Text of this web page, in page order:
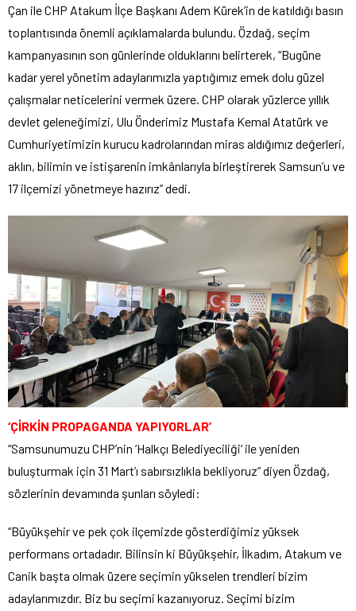
Çan ile CHP Atakum İlçe Başkanı Adem Kürek’in de katıldığı basın
toplantısında önemli açıklamalarda bulundu. Özdağ, seçim
kampanyasının son günlerinde olduklarını belirterek, “Bugüne
kadar yerel yönetim adaylarımızla yaptığımız emek dolu güzel
çalışmalar neticelerini vermek üzere. CHP olarak yüzlerce yıllık
devlet geleneğimizi, Ulu Önderimiz Mustafa Kemal Atatürk ve
Cumhuriyetimizin kurucu kadrolarından miras aldığımız değerleri,
aklın, bilimin ve istişarenin imkânlarıyla birleştirerek Samsun’u ve
17 ilçemizi yönetmeye hazırız” dedi.
‘ÇİRKİN PROPAGANDA YAPIYORLAR’
“Samsunumuzu CHP’nin ‘Halkçı Belediyeciliği’ ile yeniden
buluşturmak için 31 Mart’ı sabırsızlıkla bekliyoruz” diyen Özdağ,
sözlerinin devamında şunları söyledi:
“Büyükşehir ve pek çok ilçemizde gösterdiğimiz yüksek
performans ortadadır. Bilinsin ki Büyükşehir, İlkadım, Atakum ve
Canik başta olmak üzere seçimin yükselen trendleri bizim
adaylarımızdır. Biz bu seçimi kazanıyoruz. Seçimi bizim